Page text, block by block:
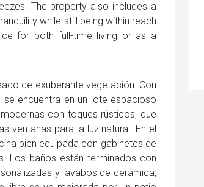
The property also includes a
while still being within reach
for both full-time living or as a
de exuberante vegetación. Con
encuentra en un lote espacioso
con toques rústicos, que
ventanas para la luz natural. En el
bien equipada con gabinetes de
Los baños están terminados con
y lavabos de cerámica,